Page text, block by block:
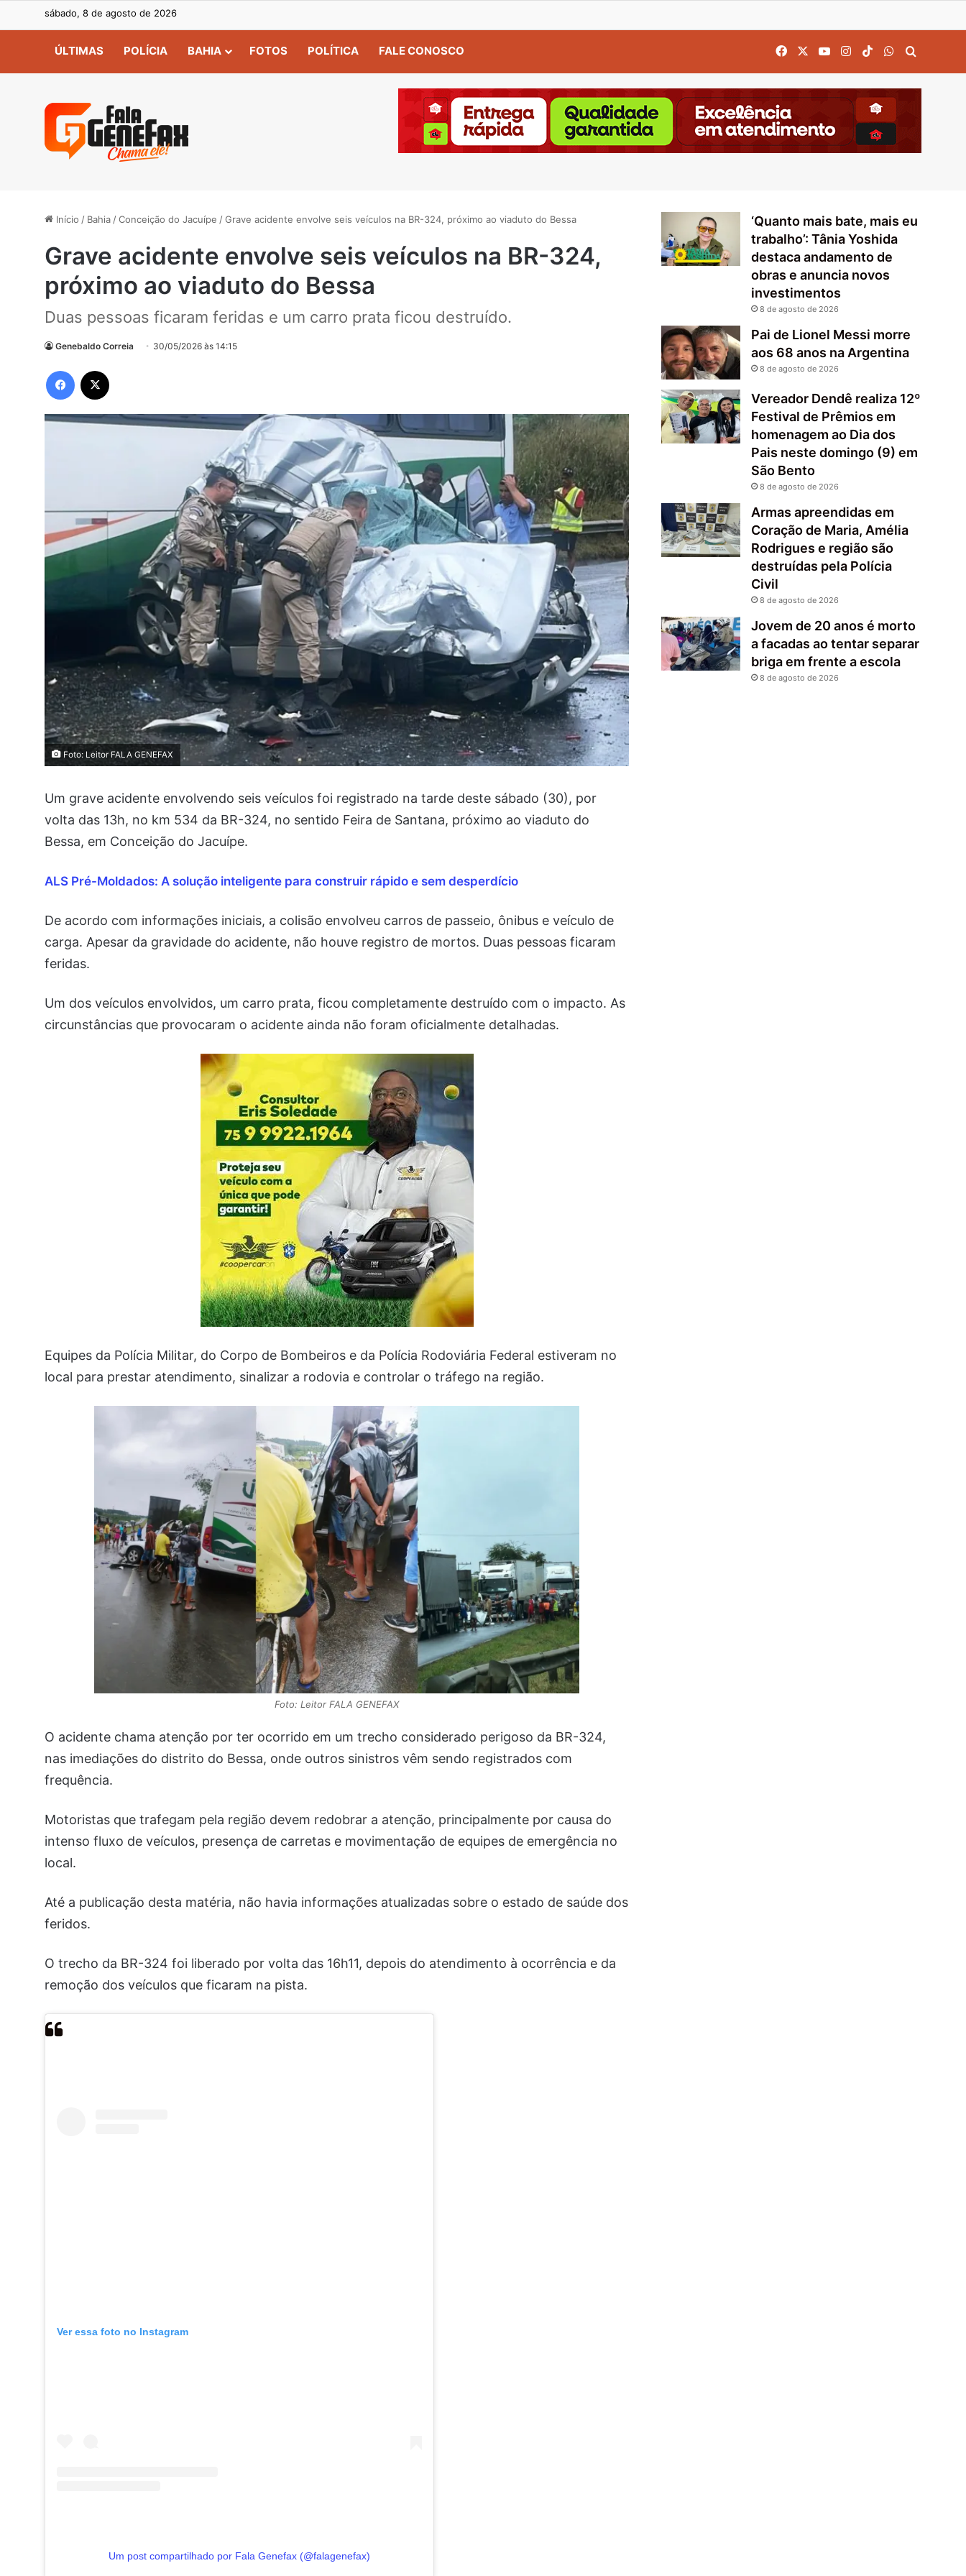
sábado, 8 de agosto de 2026
ÚLTIMAS POLÍCIA BAHIA FOTOS POLÍTICA FALE CONOSCO FacebookYouTubeInstagram
TikTokWhatsApp
Início / Bahia /Conceição do Jacuípe /Grave acidente envolve seis veículos na BR-324, próximo ao viaduto do Bessa
Grave acidente envolve seis veículos na BR-324,
próximo ao viaduto do Bessa
Duas pessoas ficaram feridas e um carro prata ficou destruído.
Genebaldo Correia 30/05/2026 às 14:15
Facebook
Foto: Leitor FALA GENEFAX
Um grave acidente envolvendo seis veículos foi registrado na tarde deste sábado (30), por
volta das 13h, no km 534 da BR-324, no sentido Feira de Santana, próximo ao viaduto do
Bessa, em Conceição do Jacuípe.
ALS Pré-Moldados: A solução inteligente para construir rápido e sem desperdício
De acordo com informações iniciais, a colisão envolveu carros de passeio, ônibus e veículo de
carga. Apesar da gravidade do acidente, não houve registro de mortos. Duas pessoas ficaram
feridas.
Um dos veículos envolvidos, um carro prata, ficou completamente destruído com o impacto. As
circunstâncias que provocaram o acidente ainda não foram oficialmente detalhadas.
Equipes da Polícia Militar, do Corpo de Bombeiros e da Polícia Rodoviária Federal estiveram no
local para prestar atendimento, sinalizar a rodovia e controlar o tráfego na região.
Foto: Leitor FALA GENEFAX
O acidente chama atenção por ter ocorrido em um trecho considerado perigoso da BR-324,
nas imediações do distrito do Bessa, onde outros sinistros vêm sendo registrados com
frequência.
Motoristas que trafegam pela região devem redobrar a atenção, principalmente por causa do
intenso fluxo de veículos, presença de carretas e movimentação de equipes de emergência no
local.
Até a publicação desta matéria, não havia informações atualizadas sobre o estado de saúde dos
feridos.
O trecho da BR-324 foi liberado por volta das 16h11, depois do atendimento à ocorrência e da
remoção dos veículos que ficaram na pista.
Ver essa foto no Instagram
Um post compartilhado por Fala Genefax (@falagenefax)
‘Quanto mais bate, mais eu
trabalho’: Tânia Yoshida
destaca andamento de
obras e anuncia novos
investimentos
8 de agosto de 2026
Pai de Lionel Messi morre
aos 68 anos na Argentina
8 de agosto de 2026
Vereador Dendê realiza 12º
Festival de Prêmios em
homenagem ao Dia dos
Pais neste domingo (9) em
São Bento
8 de agosto de 2026
Armas apreendidas em
Coração de Maria, Amélia
Rodrigues e região são
destruídas pela Polícia
Civil
8 de agosto de 2026
Jovem de 20 anos é morto
a facadas ao tentar separar
briga em frente a escola
8 de agosto de 2026